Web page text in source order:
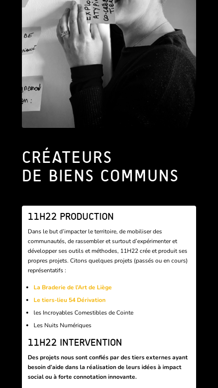
CRÉATEURS
DE BIENS COMMUNS
11H22 PRODUCTION
Dans le but d’impacter le territoire, de mobiliser des
communautés, de rassembler et surtout d’expérimenter et
développer ses outils et méthodes, 11H22 crée et produit ses
propres projets. Citons quelques projets (passés ou en cours)
représentatifs :
La Braderie de l’Art de Liège
Le tiers-lieu 54 Dérivation
les Incroyables Comestibles de Cointe
Les Nuits Numériques
11H22 INTERVENTION
Des projets nous sont confiés par des tiers externes ayant
besoin d’aide dans la réalisation de leurs idées à impact
social ou à forte connotation innovante.